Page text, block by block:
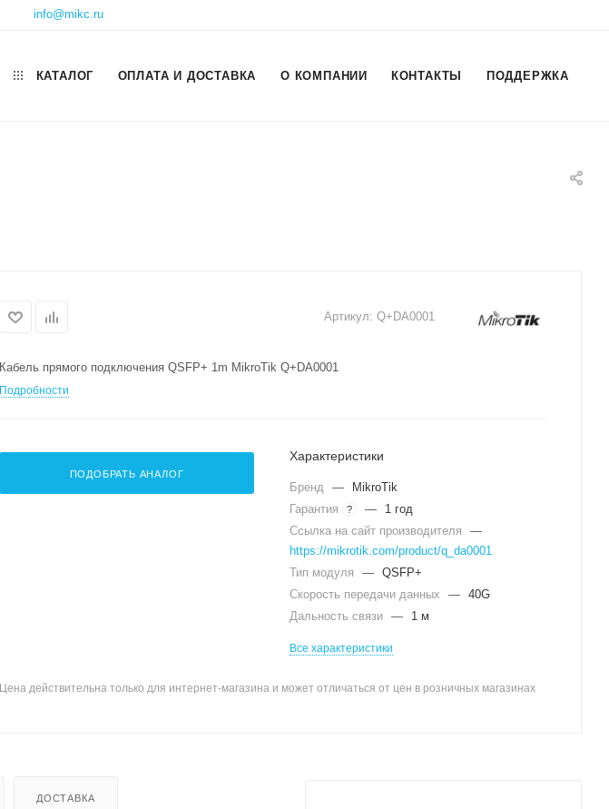
info@mikc.ru
КАТАЛОГ ОПЛАТА И ДОСТАВКА О КОМПАНИИ КОНТАКТЫ ПОДДЕРЖКА
Артикул: Q+DA0001
Кабель прямого подключения QSFP+ 1m MikroTik Q+DA0001
Подробности
ПОДОБРАТЬ АНАЛОГ
Характеристики
Бренд —
MikroTik
Гарантия
? —
1 год
Ссылка на сайт производителя
—
https://mikrotik.com/product/q_da0001
Тип модуля
— QSFP+
Скорость передачи данных
— 40G
Дальность связи — 1 м
Все характеристики
Цена действительна только для интернет-магазина и может отличаться от цен в розничных магазинах
ДОСТАВКА